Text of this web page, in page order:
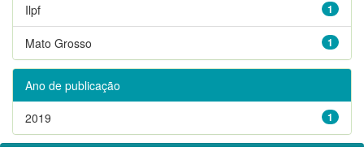
1
Ilpf
1
Mato Grosso
Ano de publicação
1
2019